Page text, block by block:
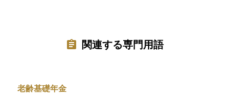
関連する専門用語
老齢基礎年金